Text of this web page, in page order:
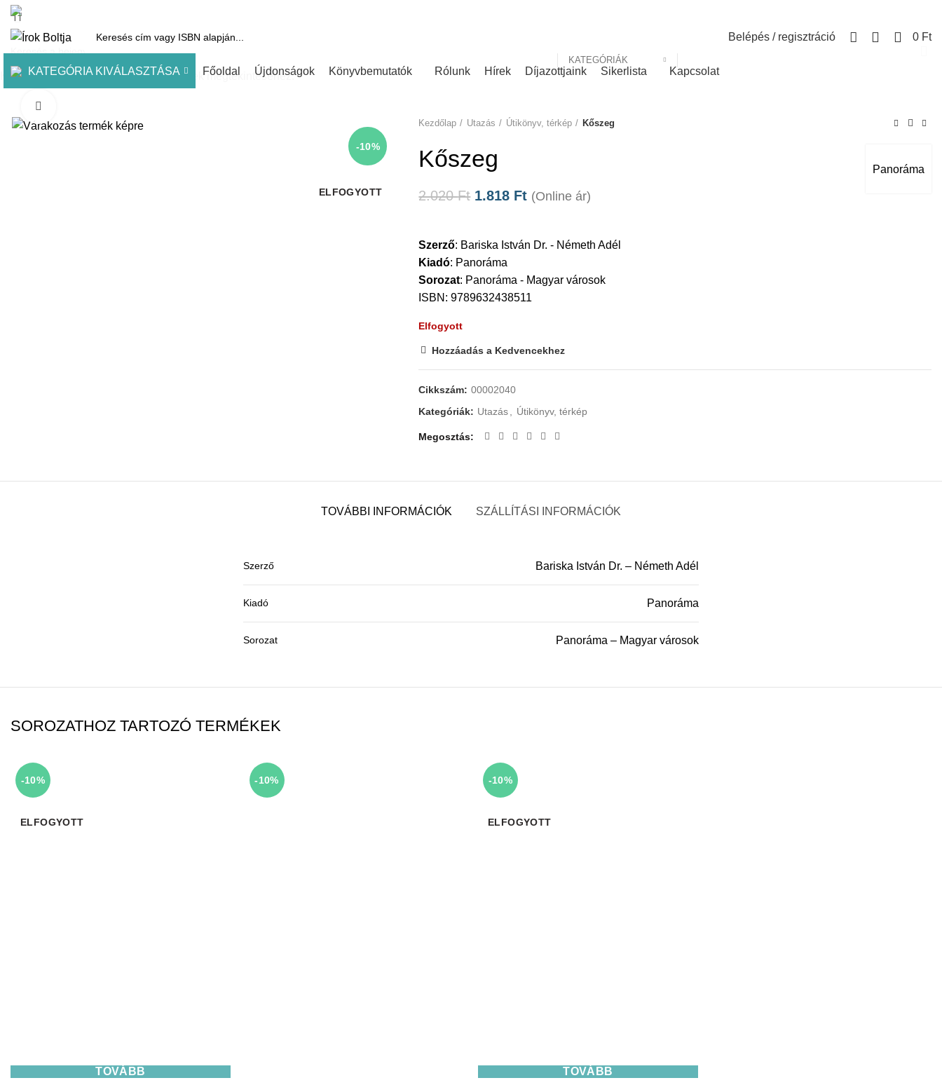
KATEGÓRIÁK
Belépés / regisztráció 0 Ft
KATEGÓRIA KIVÁLASZTÁSA Főoldal Újdonságok Könyvbemutatók Rólunk Hírek Díjazottjaink Sikerlista Kapcsolat
-10%
ELFOGYOTT
Kezdőlap
Utazás Útikönyv, térkép Kőszeg
Panoráma
Kőszeg
2.020Ft 1.818 Ft (Online ár)
Szerző: Bariska István Dr. - Németh Adél
Kiadó: Panoráma
Sorozat: Panoráma - Magyar városok
ISBN: 9789632438511
Elfogyott
Hozzáadás a Kedvencekhez
Cikkszám: 00002040
Kategóriák: Utazás Útikönyv, térkép
Megosztás
TOVÁBBI INFORMÁCIÓK SZÁLLÍTÁSI INFORMÁCIÓK
Szerző Bariska István Dr. – Németh Adél
Kiadó Panoráma
Sorozat Panoráma – Magyar városok
SOROZATHOZ TARTOZÓ TERMÉKEK
-10%
ELFOGYOTT
TOVÁBB
-10% -10%
ELFOGYOTT
TOVÁBB
Kezdje el gépelni a keresett bejegyzések megtekintéséhez.